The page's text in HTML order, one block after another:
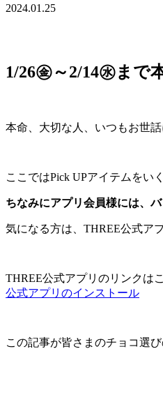
2024.01.25
1/26㊎～2/14㊌ま
本命、大切な人、いつもお世
ここではPick UPアイテムをい
ちなみにアプリ会員様には、
気になる方は、THREE公式ア
THREE公式アプリのリンクは
公式アプリのインストール
この記事が皆さまのチョコ選